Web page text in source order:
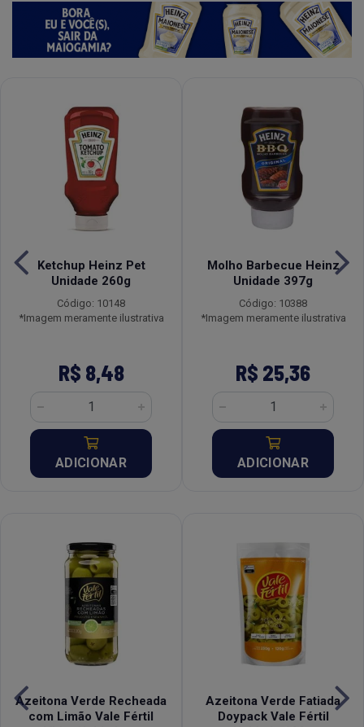
Ketchup Heinz Pet
Unidade 260g
Código: 10148
*Imagem meramente ilustrativa
R$ 8,48
ADICIONAR
Molho Barbecue Heinz
Unidade 397g
Código: 10388
*Imagem meramente ilustrativa
R$ 25,36
ADICIONAR
Azeitona Verde Recheada
com Limão Vale Fértil
Azeitona Verde Fatiada
Doypack Vale Fértil